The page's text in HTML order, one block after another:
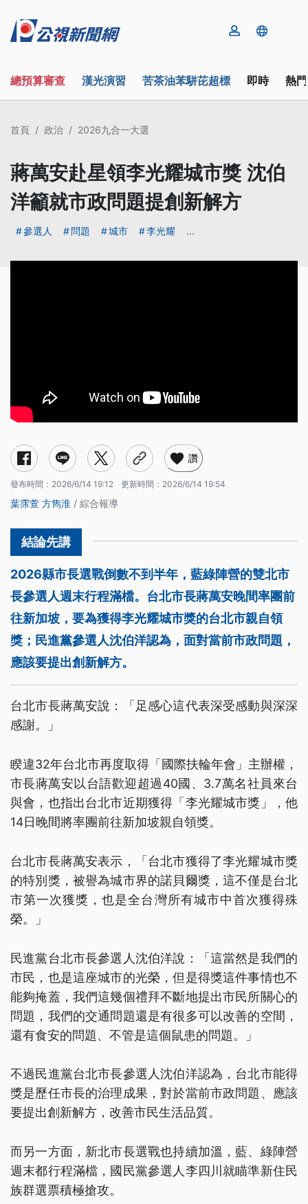
總預算審查 漢光演習 苦茶油苯駢芘超標 即時 熱
首頁 政治 2026九合一大選
蔣萬安赴星領李光耀城市獎 沈伯
洋籲就市政問題提創新解方
參選人 問題 城市 李光耀 ...
讚
發布時間： 2026/6/14 19:12 更新時間： 2026/6/14 19:54
葉霈萱 方雋淮 / 綜合報導
2026縣市長選戰倒數不到半年，藍綠陣營的雙北市
長參選人週末行程滿檔。台北市長蔣萬安晚間率團前
往新加坡，要為獲得李光耀城市獎的台北市親自領
獎；民進黨參選人沈伯洋認為，面對當前市政問題，
應該要提出創新解方。
台北市長蔣萬安說：「足感心這代表深受感動與深深
感謝。」
睽違32年台北市再度取得「國際扶輪年會」主辦權，
市長蔣萬安以台語歡迎超過40國、3.7萬名社員來台
與會，也指出台北市近期獲得「李光耀城市獎」，他
14日晚間將率團前往新加坡親自領獎。
台北市長蔣萬安表示，「台北市獲得了李光耀城市獎
的特別獎，被譽為城市界的諾貝爾獎，這不僅是台北
市第一次獲獎，也是全台灣所有城市中首次獲得殊
榮。」
民進黨台北市長參選人沈伯洋說：「這當然是我們的
市民，也是這座城市的光榮，但是得獎這件事情也不
能夠掩蓋，我們這幾個禮拜不斷地提出市民所關心的
問題，我們的交通問題還是有很多可以改善的空間，
還有食安的問題、不管是這個鼠患的問題。」
不過民進黨台北市長參選人沈伯洋認為，台北市能得
獎是歷任市長的治理成果，對於當前市政問題、應該
要提出創新解方，改善市民生活品質。
而另一方面，新北市長選戰也持續加溫，藍、綠陣營
週末都行程滿檔，國民黨參選人李四川就瞄準新住民
族群選票積極搶攻。